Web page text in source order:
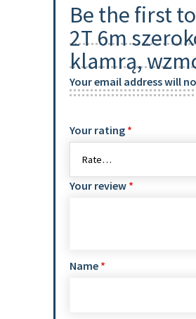
Be the first
2T 6m
klamrą,
Your email address will
Your rating *
Your review *
Name *